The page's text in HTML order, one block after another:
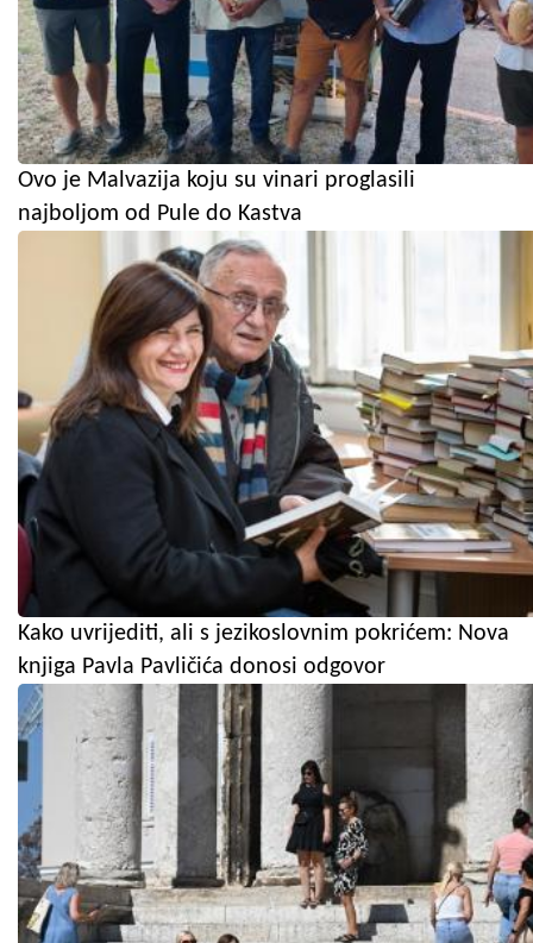
Ovo je Malvazija koju su vinari proglasili
najboljom od Pule do Kastva
Kako uvrijediti, ali s jezikoslovnim pokrićem: Nova
knjiga Pavla Pavličića donosi odgovor